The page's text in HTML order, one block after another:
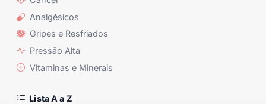
Analgésicos
Gripes e Resfriados
Pressão Alta
Vitaminas e Minerais
Lista A a Z